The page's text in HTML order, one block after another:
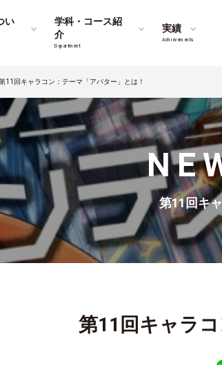
い
学科・コース紹
介
Department
実績
Achievements
11回キャラコン：テーマ「アバター」とは！
第11回キ
第11回キャラ